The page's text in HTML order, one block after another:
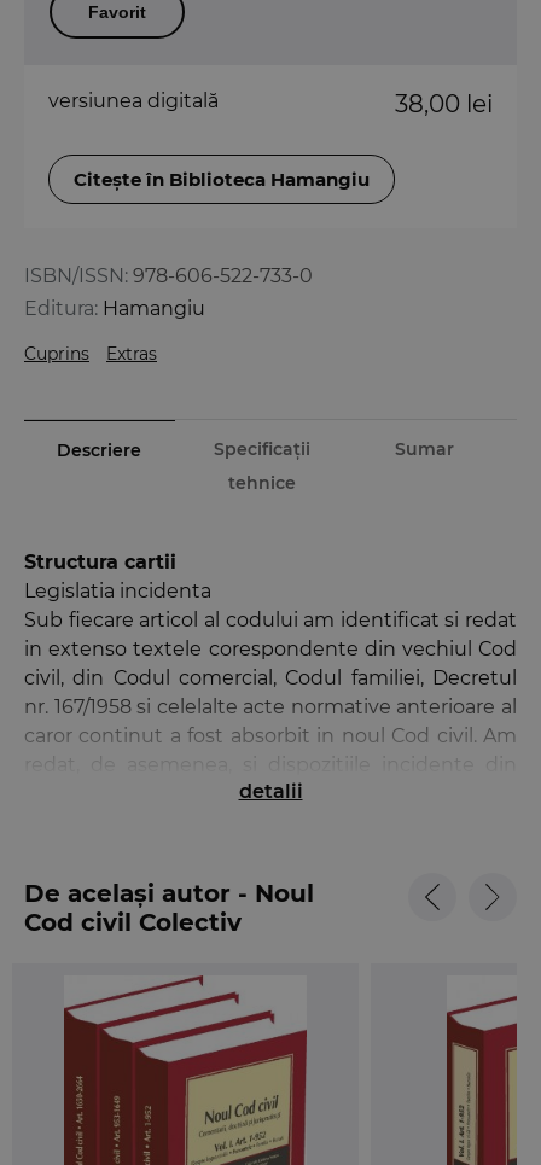
ISBN/ISSN: 978-606-522-733-0
Editura: Hamangiu
Cuprins Extras
Favorit
versiunea digitală 38,00 lei
Citește în Biblioteca Hamangiu
Descriere
Specificații
tehnice
Sumar
Structura cartii
Legislatia incidenta
Sub fiecare articol al codului am identificat si redat
in extenso textele corespondente din vechiul Cod
civil, din Codul comercial, Codul familiei, Decretul
nr. 167/1958 si celelalte acte normative anterioare al
caror continut a fost absorbit in noul Cod civil. Am
legea de punere in aplicare si am indicat, prin note
analizat.
Comentarii si doctrina
bine sistematizata, un comentariu logic si unitar,
impletit din ideile extrase din doctrina si opiniile
autorului. Notele de doctrina si comentariile
autorilor sunt redate impreuna, in aceeasi
sectiune, intrucat si unele si altele ofera explicatii si
solutii cu privire la interpretarea si aplicarea in
detalii
De același autor - Noul
Cod civil Colectiv